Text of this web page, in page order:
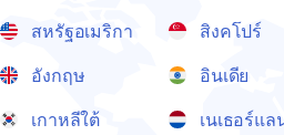
สหรัฐอเมริกา สิงคโปร์
อังกฤษ อินเดีย
เกาหลีใต้ เนเธอร์แล